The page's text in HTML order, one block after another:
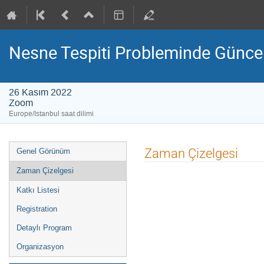
Nesne Tespiti Probleminde
26 Kasım 2022
Zoom
Europe/Istanbul saat dilimi
Event
menu
Genel Görünüm
Zaman Çizelgesi
Katkı Listesi
Registration
Detaylı Program
Organizasyon
Zaman Çizelgesi